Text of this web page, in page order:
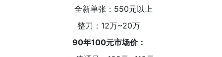
全新单张：550元以上
整刀：12万~20万
90年100元市场价：